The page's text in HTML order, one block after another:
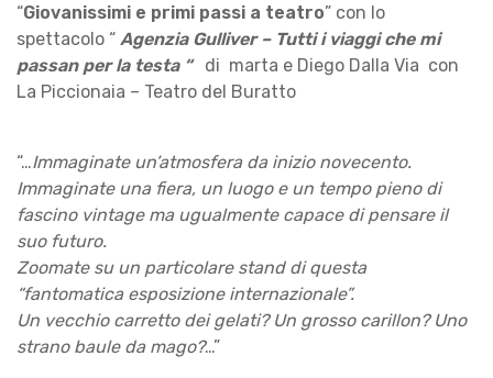
“Giovanissimi e primi passi a teatro” con lo
spettacolo “ Agenzia Gulliver – Tutti i viaggi che mi
passan per la testa “ di marta e Diego Dalla Via con
La Piccionaia – Teatro del Buratto
“…Immaginate un’atmosfera da inizio novecento.
Immaginate una fiera, un luogo e un tempo pieno di
fascino vintage ma ugualmente capace di pensare il
suo futuro.
Zoomate su un particolare stand di questa
“fantomatica esposizione internazionale”.
Un vecchio carretto dei gelati? Un grosso carillon? Uno
strano baule da mago?…”